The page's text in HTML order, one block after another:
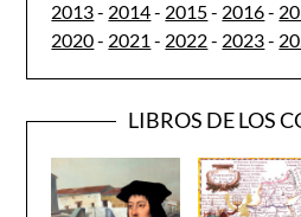
2013- 2014- 2015- 2016-
2020- 2021 - 2022- 2023-
LIBROS DE LOS